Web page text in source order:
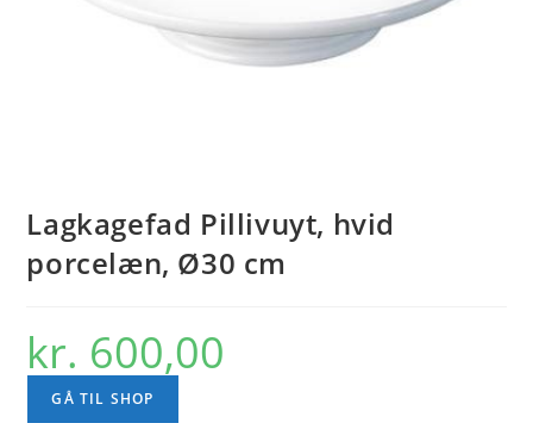
Lagkagefad Pillivuyt, hvid
porcelæn, Ø30 cm
kr. 600,00
GÅ TIL SHOP